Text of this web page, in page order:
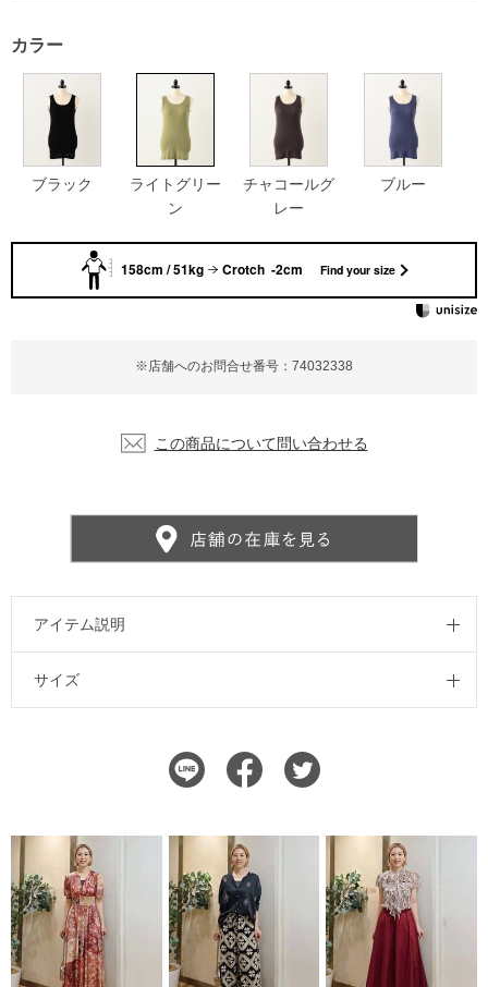
※店舗へのお問合せ番号：74032338
カラー
ブラック
ライトグリー
ン
チャコールグ
レー
ブルー
この商品について問い合わせる
アイテム説明
サイズ
158cm / 51kg Crotch -2cm Find your size